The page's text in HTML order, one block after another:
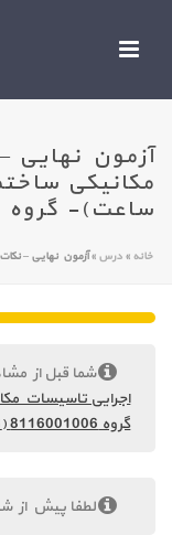
آزمون نهایی
ساعت)- گروه 8116001006 (8)
خانه » درس »
شما قبل از
گروه 8116001006 (8)
لطفا پیش از